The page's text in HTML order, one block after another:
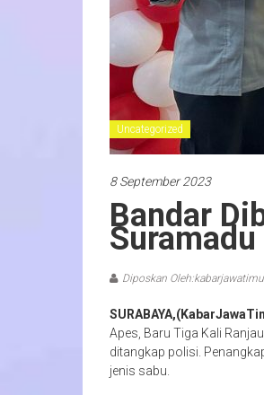
Uncategorized
8 September 2023
Bandar
Suramadu
Diposkan
Apes, Baru Tiga Kali
ditangkap polisi.
jenis sabu.